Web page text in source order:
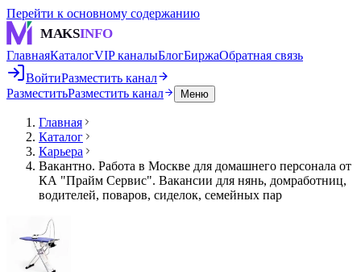
Перейти к основному содержанию
MAKSINFO
ГлавнаяКаталогVIP каналыБлогБиржаОбратная связь
ВойтиРазместить канал
РазместитьРазместить канал Меню
Главная
Каталог
Карьера
Вакантно. Работа в Москве для домашнего персонала от
КА "Прайм Сервис". Вакансии для нянь, домработниц,
водителей, поваров, сиделок, семейных пар